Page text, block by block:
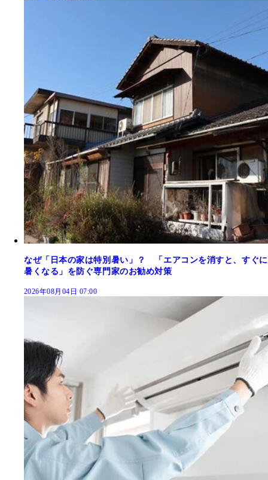
なぜ「日本の家は特別暑い」？ 「エアコンを消すと、すぐに
暑くなる」を防ぐ専門家のお勧め対策
2026年08月04日 07:00